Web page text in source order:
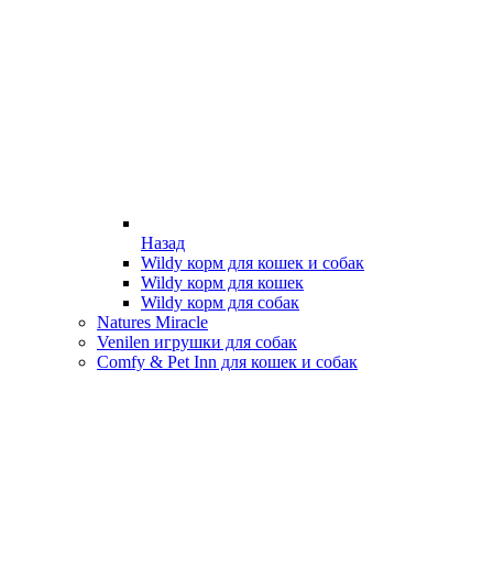
Назад
Wildy корм для кошек и собак
Wildy корм для кошек
Wildy корм для собак
Natures Miracle
Venilen игрушки для собак
Comfy & Pet Inn для кошек и собак